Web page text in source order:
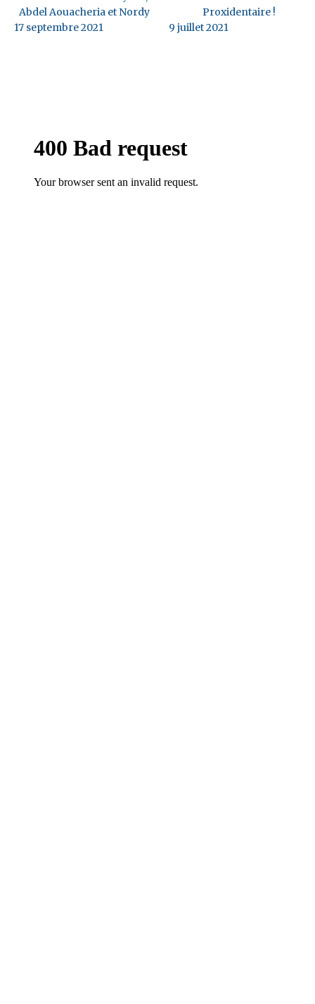
Abdel Aouacheria et Nordy
17 septembre 2021
Proxidentaire !
9 juillet 2021